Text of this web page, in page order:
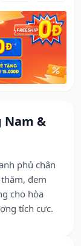
Nam &
phủ chân
đem
cho hòa
tích cực.